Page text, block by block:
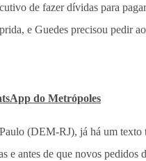
de fazer dívidas para
e Guedes precisou pedir
do Metrópoles
(DEM-RJ), já há um texto
e antes de que novos pedidos